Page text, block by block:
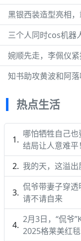
黑银西装造型亮相
三个人同时cos机器
婉顺先走，李佩仪
知书助攻黄波和阿
热点生活
哪怕牺牲自己
结局让人意难平！
我的天，这溢出
侃爷带妻子穿
请不请自来
2月3日，“侃爷
2025格莱美红